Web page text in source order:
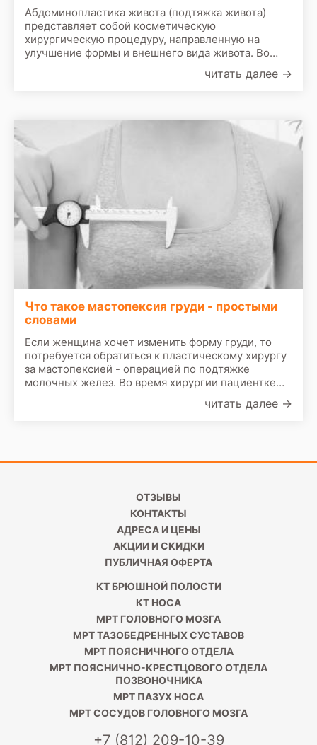
Абдоминопластика живота (подтяжка живота)
представляет собой косметическую
хирургическую процедуру, направленную на
улучшение формы и внешнего вида живота. Во
и жира. Соединительная ткань в брюшной полости
создать более подтянутый вид.
читать далее →
Что такое мастопексия груди - простыми
словами
Если женщина хочет изменить форму груди, то
потребуется обратиться к пластическому хирургу
за мастопексией - операцией по подтяжке
молочных желез. Во время хирургии пациентке
читать далее →
ОТЗЫВЫ
КОНТАКТЫ
АДРЕСА И ЦЕНЫ
АКЦИИ И СКИДКИ
ПУБЛИЧНАЯ ОФЕРТА
КТ БРЮШНОЙ ПОЛОСТИ
КТ НОСА
МРТ ГОЛОВНОГО МОЗГА
МРТ ТАЗОБЕДРЕННЫХ СУСТАВОВ
МРТ ПОЯСНИЧНОГО ОТДЕЛА
МРТ ПОЯСНИЧНО-КРЕСТЦОВОГО ОТДЕЛА
ПОЗВОНОЧНИКА
МРТ ПАЗУХ НОСА
МРТ СОСУДОВ ГОЛОВНОГО МОЗГА
+7 (812) 209-10-39